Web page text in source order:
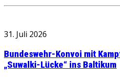
31. Juli 2026
Bundeswehr-Konvoi mit
„Suwalki-Lücke“ ins Baltikum